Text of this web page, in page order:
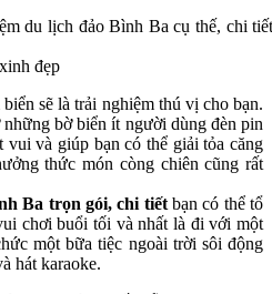
đẹp
sẽ là trải nghiệm thú vị cho bạn.
bờ biển ít người dùng đèn pin
và giúp bạn có thể giải tỏa căng
thức món còng chiên cũng rất
Ba trọn gói, chi tiếtbạn có thể tổ
chơi buổi tối và nhất là đi với một
một bữa tiệc ngoài trời sôi động
hát karaoke.